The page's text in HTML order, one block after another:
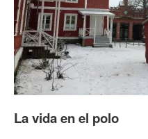
La vida en el polo